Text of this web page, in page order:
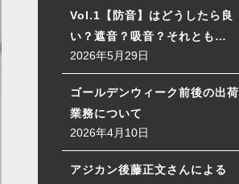
Vol.1【防音】はどうしたら良
い？遮音？吸音？それとも…
2026年5月29日
ゴールデンウィーク前後の出荷
業務について
2026年4月10日
アジカン後藤正文さんによる